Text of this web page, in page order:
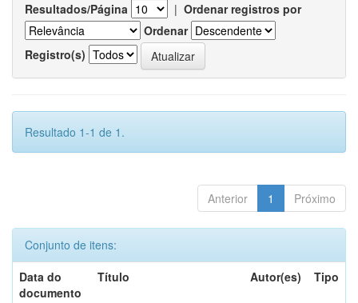
Resultados/Página | Ordenar registros por
Ordenar
Registro(s)
Resultado 1-1 de 1.
Anterior 1 Próximo
Conjunto de itens:
Data do
documento
Título Autor(es) Tipo